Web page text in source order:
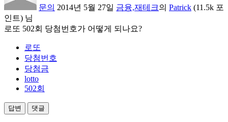
문의 2014년 5월 27일 금융,재테크의 Patrick (11.5k 포
인트) 님
로또 502회 당첨번호가 어떻게 되나요?
로또
당첨번호
당첨금
lotto
502회